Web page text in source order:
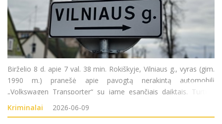
Birželio 8 d. apie 7 val. 38 min. Rokiškyje, Vilniaus g., vyras (gim.
1990 m.) pranešė apie pavogtą nerakintą automobilį
„Volkswagen Transporter“ su jame esančiais daiktais. Turtinė
žala – 7300 eurų. Pradėtas ikiteisminis tyrimas pagal LR BK 178
str. (Vagystė).
Kriminalai 2026-06-09